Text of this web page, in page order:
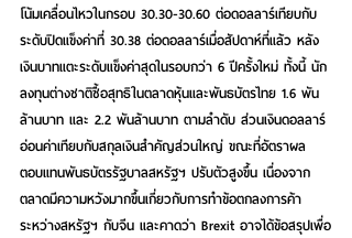
โน้มเคลื่อนไหวในกรอบ 30.30-30.60 ต่อดอลลาร์เทียบกับ
ระดับปิดแข็งค่าที่ 30.38 ต่อดอลลาร์เมื่อสัปดาห์ที่แล้ว หลัง
เงินบาทแตะระดับแข็งค่าสุดในรอบกว่า 6 ปีครั้งใหม่ ทั้งนี้ นัก
ลงทุนต่างชาติซื้อสุทธิในตลาดหุ้นและพันธบัตรไทย 1.6 พัน
ล้านบาท และ 2.2 พันล้านบาท ตามลำดับ ส่วนเงินดอลลาร์
อ่อนค่าเทียบกับสกุลเงินสำคัญส่วนใหญ่ ขณะที่อัตราผล
ตอบแทนพันธบัตรรัฐบาลสหรัฐฯ ปรับตัวสูงขึ้น เนื่องจาก
ตลาดมีความหวังมากขึ้นเกี่ยวกับการทำข้อตกลงการค้า
ระหว่างสหรัฐฯ กับจีน และคาดว่า Brexit อาจได้ข้อสรุปเพื่อ